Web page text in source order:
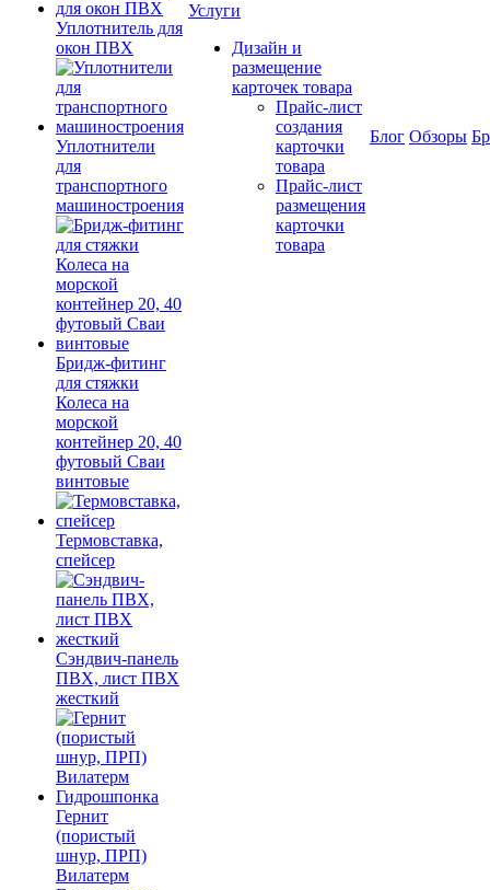
Уплотнитель для
окон ПВХ
Уплотнители
для
транспортного
машиностроения
Бридж-фитинг
для стяжки
Колеса на
морской
контейнер 20, 40
футовый Сваи
винтовые
Термовставка,
спейсер
Сэндвич-панель
ПВХ, лист ПВХ
жесткий
Гернит
(пористый
шнур, ПРП)
Вилатерм
Услуги
Дизайн и
размещение
карточек товара
Прайс-лист
создания
карточки
товара
Прайс-лист
размещения
карточки
товара
Блог Обзоры